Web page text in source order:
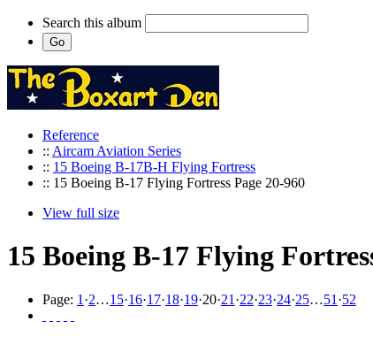
Search this album
Reference
:: Aircam Aviation Series
:: 15 Boeing B-17B-H Flying Fortress
:: 15 Boeing B-17 Flying Fortress Page 20-960
View full size
15 Boeing B-17 Flying
Page: 1 ·2…15·16·17·18·19·20·21 ·22·23·24·25…51 ·52